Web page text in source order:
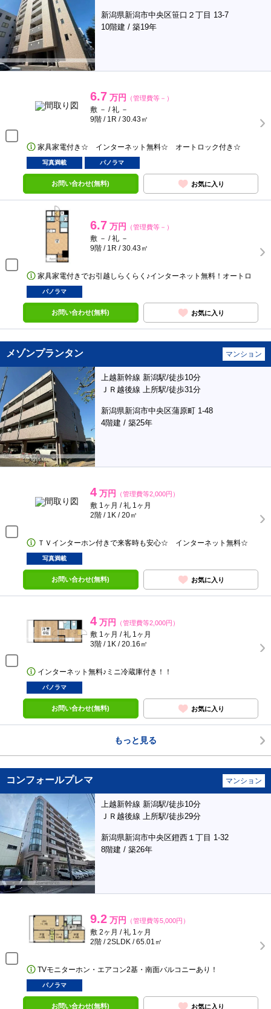
新潟県新潟市中央区笹口２丁目 13-7
10階建 / 築19年
6.7 万円 （管理費等－）
敷 － / 礼 －
9階 / 1R / 30.43㎡
家具家電付き☆ インターネット無料☆ オートロック付き☆
写真満載 パノラマ
お問い合わせ(無料) お気に入り
6.7 万円 （管理費等－）
敷 － / 礼 －
9階 / 1R / 30.43㎡
家具家電付きでお引越しらくらく♪インターネット無料！オートロ
パノラマ
お問い合わせ(無料) お気に入り
メゾンプランタン マンション
上越新幹線 新潟駅/徒歩10分
ＪＲ越後線 上所駅/徒歩31分
新潟県新潟市中央区蒲原町 1-48
4階建 / 築25年
4 万円 （管理費等2,000円）
敷 1ヶ月 / 礼 1ヶ月
2階 / 1K / 20㎡
ＴＶインターホン付きで来客時も安心☆ インターネット無料☆
写真満載
お問い合わせ(無料) お気に入り
4 万円 （管理費等2,000円）
敷 1ヶ月 / 礼 1ヶ月
3階 / 1K / 20.16㎡
インターネット無料♪ミニ冷蔵庫付き！！
パノラマ
お問い合わせ(無料) お気に入り
もっと見る
コンフォールプレマ マンション
上越新幹線 新潟駅/徒歩10分
ＪＲ越後線 上所駅/徒歩29分
新潟県新潟市中央区鐙西１丁目 1-32
8階建 / 築26年
9.2 万円 （管理費等5,000円）
敷 2ヶ月 / 礼 1ヶ月
2階 / 2SLDK / 65.01㎡
TVモニターホン・エアコン2基・南面バルコニーあり！
パノラマ
お問い合わせ(無料) お気に入り